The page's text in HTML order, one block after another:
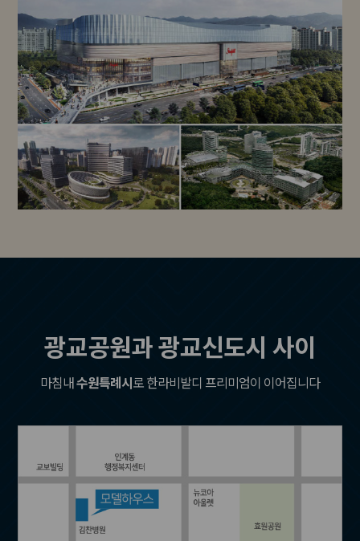
광교공원과 광교신도시 사이
마침내 수원특례시 로 한라비발디 프리미엄이 이어집니다